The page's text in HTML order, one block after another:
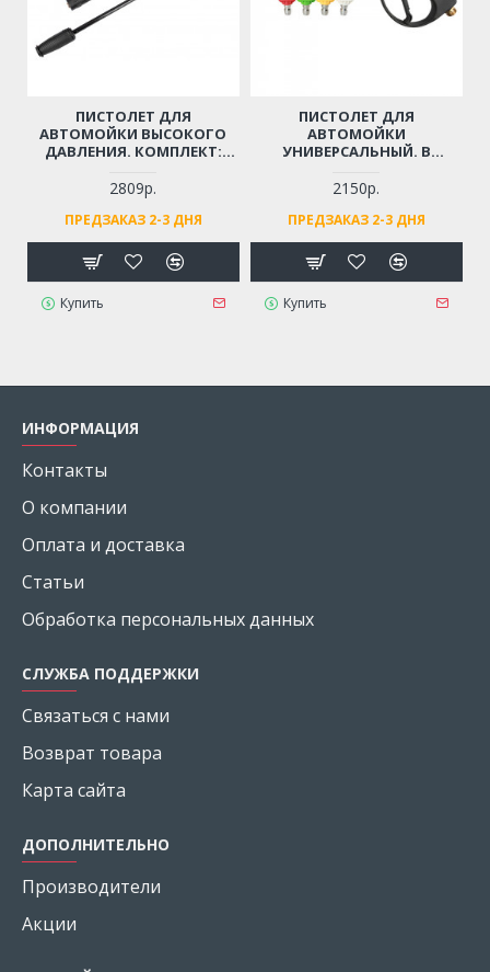
ПИСТОЛЕТ ДЛЯ
АВТОМОЙКИ ВЫСОКОГО
ДАВЛЕНИЯ. КОМПЛЕКТ:
РЕГУЛИРУЮЩЕЙ СТРУЮ
ВОДЫ (РЕЗЬБА М14)
2809р.
ПРЕДЗАКАЗ 2-3 ДНЯ
Купить
ПИСТОЛЕТ ДЛЯ
АВТОМОЙКИ
УНИВЕРСАЛЬНЫЙ. В
(РЕЗЬБА М22)
2150р.
ПРЕДЗАКАЗ 2-3 ДНЯ
Купить
ИНФОРМАЦИЯ
Контакты
О компании
Оплата и доставка
Статьи
Обработка персональных данных
СЛУЖБА ПОДДЕРЖКИ
Связаться с нами
Возврат товара
Карта сайта
ДОПОЛНИТЕЛЬНО
Производители
Акции